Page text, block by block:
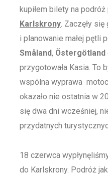
kupiłem bilety na podróż
Karlskrony. Zaczęły
i planowanie małej pętli
Småland, Östergötland
przygotowała Kasia. To
wspólna wyprawa
okazało nie ostatnia w
się dwa dni wcześniej,
przydatnych
18 czerwca
do Karlskrony. Podróż